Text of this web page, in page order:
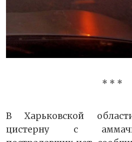
* * *
В Харьковской
цистерну с